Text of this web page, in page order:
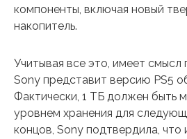
компоненты, включая новый
накопитель.
Учитывая все это, имеет смысл
Sony представит версию PS5
Фактически, 1 ТБ должен быть
уровнем хранения для
концов, Sony подтвердила, что